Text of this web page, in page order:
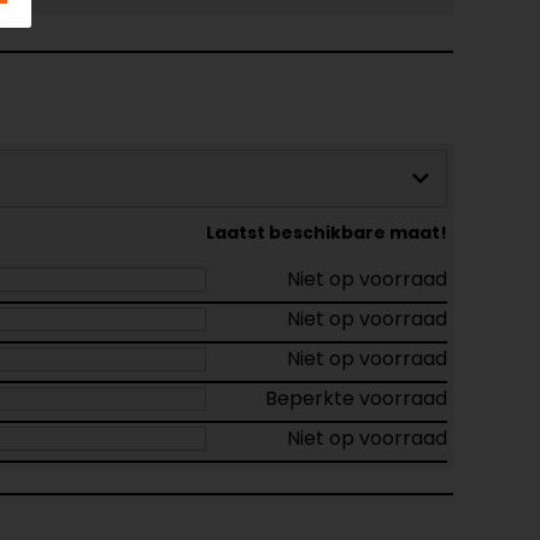
Laatst beschikbare maat!
Niet op voorraad
Niet op voorraad
Niet op voorraad
Beperkte voorraad
Niet op voorraad